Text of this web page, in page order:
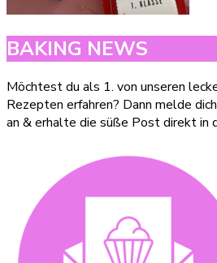
BAKING NEWS
Möchtest du als 1. von unseren
Rezepten erfahren? Dann melde
an & erhalte die süße Post direkt in